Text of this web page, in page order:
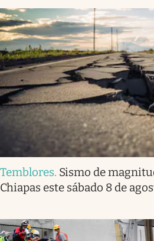
Temblores. Sismo de
Chiapas este sábado 8 de